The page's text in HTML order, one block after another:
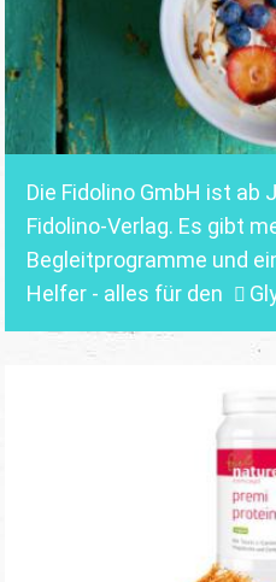
Die Fidolino GmbH ist ab
Fidolino-Verlag. Es gibt
Begleitprogramme und
Helfer - alles für den